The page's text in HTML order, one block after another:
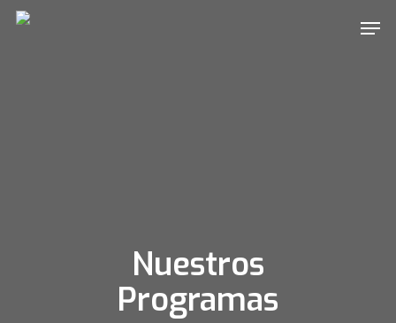
Skip
Nuestros
Programas